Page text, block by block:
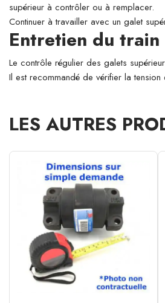
supérieur à contrôler ou à remplacer.
Continuer à travailler avec un galet
Entretien du
Le contrôle régulier des galets
Il est recommandé de vérifier la
LES AUTRES